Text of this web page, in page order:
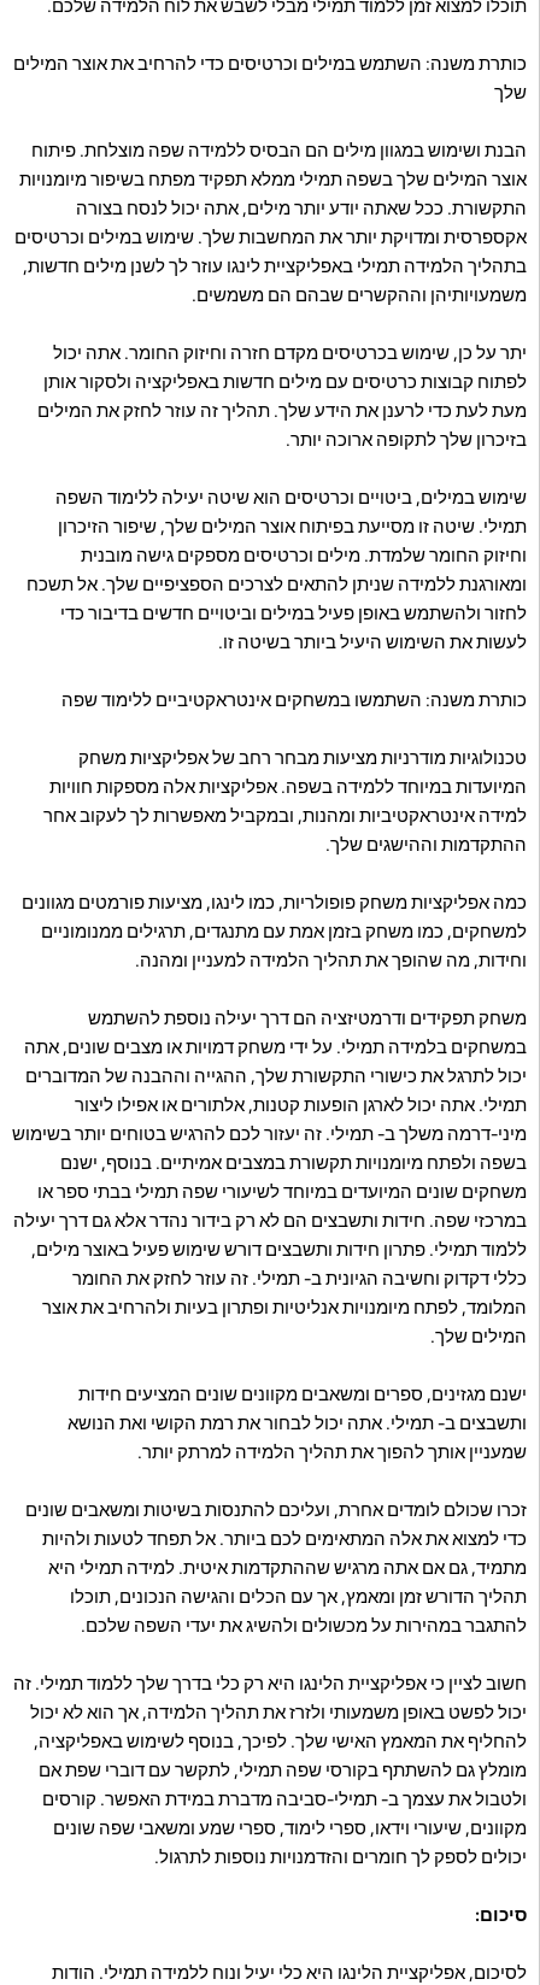
תוכלו למצוא זמן ללמוד תמילי מבלי לשבש את לוח הלמידה שלכם.
כותרת משנה: השתמש במילים וכרטיסים כדי להרחיב את אוצר המילים
שלך
הבנת ושימוש במגוון מילים הם הבסיס ללמידה שפה מוצלחת. פיתוח
אוצר המילים שלך בשפה תמילי ממלא תפקיד מפתח בשיפור מיומנויות
התקשורת. ככל שאתה יודע יותר מילים, אתה יכול לנסח בצורה
אקספרסית ומדויקת יותר את המחשבות שלך. שימוש במילים וכרטיסים
בתהליך הלמידה תמילי באפליקציית לינגו עוזר לך לשנן מילים חדשות,
משמעויותיהן וההקשרים שבהם הם משמשים.
יתר על כן, שימוש בכרטיסים מקדם חזרה וחיזוק החומר. אתה יכול
לפתוח קבוצות כרטיסים עם מילים חדשות באפליקציה ולסקור אותן
מעת לעת כדי לרענן את הידע שלך. תהליך זה עוזר לחזק את המילים
בזיכרון שלך לתקופה ארוכה יותר.
שימוש במילים, ביטויים וכרטיסים הוא שיטה יעילה ללימוד השפה
תמילי. שיטה זו מסייעת בפיתוח אוצר המילים שלך, שיפור הזיכרון
וחיזוק החומר שלמדת. מילים וכרטיסים מספקים גישה מובנית
ומאורגנת ללמידה שניתן להתאים לצרכים הספציפיים שלך. אל תשכח
לחזור ולהשתמש באופן פעיל במילים וביטויים חדשים בדיבור כדי
לעשות את השימוש היעיל ביותר בשיטה זו.
כותרת משנה: השתמשו במשחקים אינטראקטיביים ללימוד שפה
טכנולוגיות מודרניות מציעות מבחר רחב של אפליקציות משחק
המיועדות במיוחד ללמידה בשפה. אפליקציות אלה מספקות חוויות
למידה אינטראקטיביות ומהנות, ובמקביל מאפשרות לך לעקוב אחר
ההתקדמות וההישגים שלך.
כמה אפליקציות משחק פופולריות, כמו לינגו, מציעות פורמטים מגוונים
למשחקים, כמו משחק בזמן אמת עם מתנגדים, תרגילים ממנומוניים
וחידות, מה שהופך את תהליך הלמידה למעניין ומהנה.
משחק תפקידים ודרמטיזציה הם דרך יעילה נוספת להשתמש
במשחקים בלמידה תמילי. על ידי משחק דמויות או מצבים שונים, אתה
יכול לתרגל את כישורי התקשורת שלך, ההגייה וההבנה של המדוברים
תמילי. אתה יכול לארגן הופעות קטנות, אלתורים או אפילו ליצור
מיני-דרמה משלך ב- תמילי. זה יעזור לכם להרגיש בטוחים יותר בשימוש
בשפה ולפתח מיומנויות תקשורת במצבים אמיתיים. בנוסף, ישנם
משחקים שונים המיועדים במיוחד לשיעורי שפה תמילי בבתי ספר או
במרכזי שפה. חידות ותשבצים הם לא רק בידור נהדר אלא גם דרך יעילה
ללמוד תמילי. פתרון חידות ותשבצים דורש שימוש פעיל באוצר מילים,
כללי דקדוק וחשיבה הגיונית ב- תמילי. זה עוזר לחזק את החומר
המלומד, לפתח מיומנויות אנליטיות ופתרון בעיות ולהרחיב את אוצר
המילים שלך.
ישנם מגזינים, ספרים ומשאבים מקוונים שונים המציעים חידות
ותשבצים ב- תמילי. אתה יכול לבחור את רמת הקושי ואת הנושא
שמעניין אותך להפוך את תהליך הלמידה למרתק יותר.
זכרו שכולם לומדים אחרת, ועליכם להתנסות בשיטות ומשאבים שונים
כדי למצוא את אלה המתאימים לכם ביותר. אל תפחד לטעות ולהיות
מתמיד, גם אם אתה מרגיש שההתקדמות איטית. למידה תמילי היא
תהליך הדורש זמן ומאמץ, אך עם הכלים והגישה הנכונים, תוכלו
להתגבר במהירות על מכשולים ולהשיג את יעדי השפה שלכם.
חשוב לציין כי אפליקציית הלינגו היא רק כלי בדרך שלך ללמוד תמילי. זה
יכול לפשט באופן משמעותי ולזרז את תהליך הלמידה, אך הוא לא יכול
להחליף את המאמץ האישי שלך. לפיכך, בנוסף לשימוש באפליקציה,
מומלץ גם להשתתף בקורסי שפה תמילי, לתקשר עם דוברי שפת אם
ולטבול את עצמך ב- תמילי-סביבה מדברת במידת האפשר. קורסים
מקוונים, שיעורי וידאו, ספרי לימוד, ספרי שמע ומשאבי שפה שונים
יכולים לספק לך חומרים והזדמנויות נוספות לתרגול.
סיכום:
לסיכום, אפליקציית הלינגו היא כלי יעיל ונוח ללמידה תמילי. הודות